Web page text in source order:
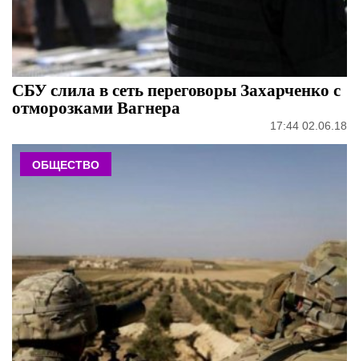
СБУ слила в сеть переговоры Захарченко с
отморозками Вагнера
17:44 02.06.18
ОБЩЕСТВО